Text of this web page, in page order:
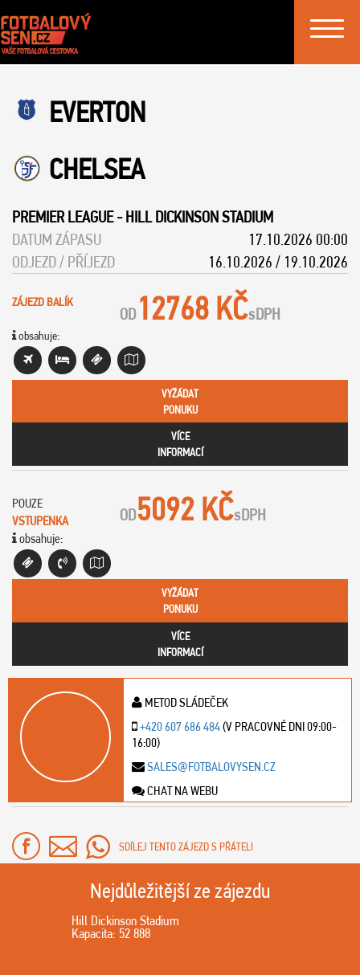
Toggle
EVERTON
CHELSEA
PREMIER LEAGUE-HILL DICKINSON STADIUM
DATUM ZÁPASU
17.10.2026 00:00
ODJEZD / PŘÍJEZD
16.10.2026 / 19.10.2026
ZÁJEZD BALÍK
obsahuje:
OD 12768 KČsDPH
VYŽÁDAT
PONUKU
VÍCE
INFORMACÍ
POUZE
VSTUPENKA
obsahuje:
OD5092 KČsDPH
VYŽÁDAT
PONUKU
VÍCE
INFORMACÍ
METOD SLÁDEČEK
+420 607 686 484(V PRACOVNÉ DNI 09:00-
16:00)
SALES@FOTBALOVYSEN.CZ
CHAT NA WEBU
SDÍLEJ TENTO ZÁJEZD S PŘÁTELI
Nejdůležitější ze zájezdu
Hill Dickinson Stadium
Kapacita: 52 888